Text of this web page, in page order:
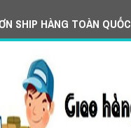
SHIP HÀNG TOÀN QUỐC